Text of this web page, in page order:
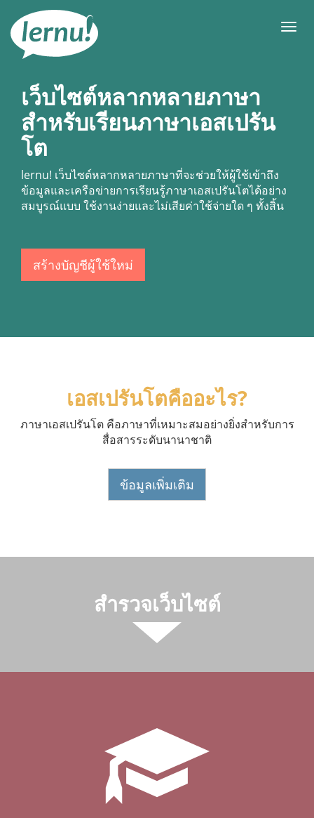
สารบัญ
เมนู
เว็บไซต์หลากหลายภาษา
สำหรับเรียนภาษาเอสเปรัน
โต
lernu! เว็บไซต์หลากหลายภาษาที่จะช่วยให้ผู้ใช้เข้าถึง
ข้อมูลและเครือข่ายการเรียนรู้ภาษาเอสเปรันโตได้อย่าง
สมบูรณ์แบบ ใช้งานง่ายและไม่เสียค่าใช้จ่ายใด ๆ ทั้งสิ้น
สร้างบัญชีผู้ใช้ใหม่
เอสเปรันโตคืออะไร?
ภาษาเอสเปรันโต คือภาษาที่เหมาะสมอย่างยิ่งสำหรับการ
สื่อสารระดับนานาชาติ
ข้อมูลเพิ่มเติม
สำรวจเว็บไซต์